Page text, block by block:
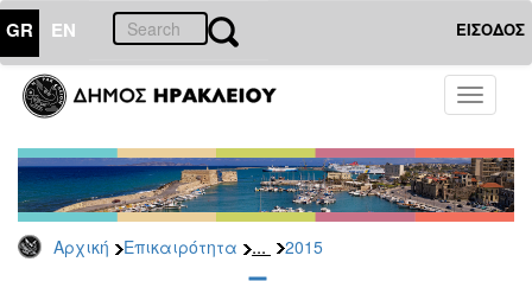
GR EN ΕΙΣΟΔΟΣ
Toggle
Αρχική Επικαιρότητα ... 2015
ΕΠΙΚΑΙΡΟΤΗΤΑ
Τύπου
Αρχείο
2026
2025